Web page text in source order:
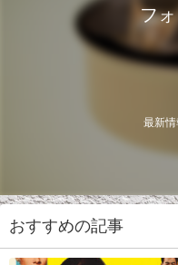
フ
最新
おすすめの記事